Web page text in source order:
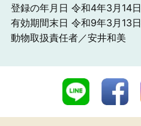
登録の年月日 令和4年3月14日
有効期間末日 令和9年3月13日
動物取扱責任者／安井和美